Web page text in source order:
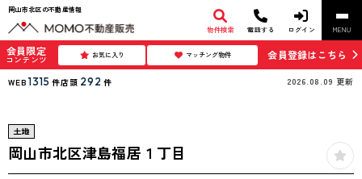
岡山市北区の不動産情報
物件検索 電話する ログイン MENU
会員限定
コンテンツ お気に入り マッチング物件 会員登録はこちら
WEB 1315 件店頭 292 件 2026.08.09 更新
土地
岡山市北区津島福居１丁目